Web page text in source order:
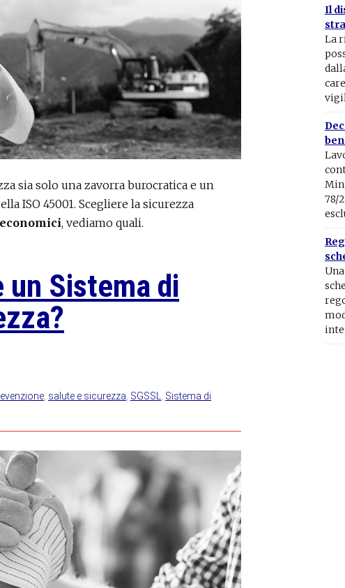
sia solo una zavorra burocratica e un
ISO 45001. Scegliere la sicurezza
, vediamo quali.
un Sistema di
salute e sicurezza SGSSL
Sistema di
Il
La
78/